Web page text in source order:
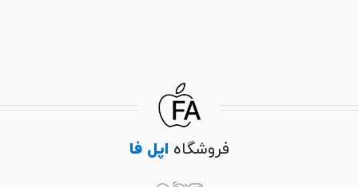
فروشگاه اپل فا